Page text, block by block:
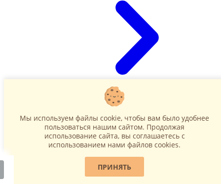
Наружные блоки
Мы используем файлы cookie, чтобы вам было удобнее
пользоваться нашим сайтом. Продолжая
использование сайта, вы соглашаетесь c
использованием нами файлов cookies.
ПРИНЯТЬ